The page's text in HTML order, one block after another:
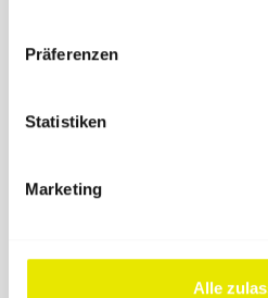
Präferenzen
Statistiken
Marketing
Alle
MODUL 4000